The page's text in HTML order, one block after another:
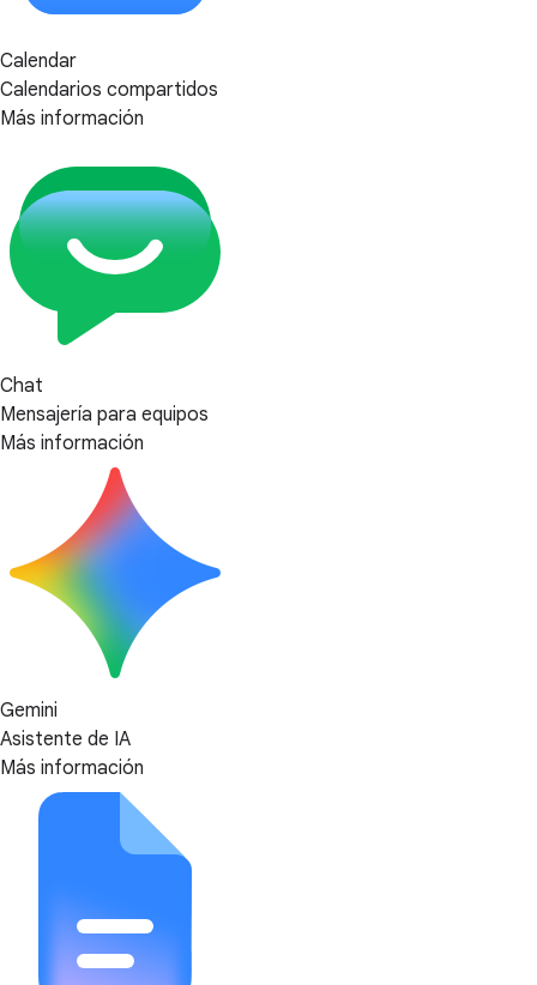
Calendar
Calendarios compartidos
Más información
Chat
Mensajería para equipos
Más información
Gemini
Asistente de IA
Más información